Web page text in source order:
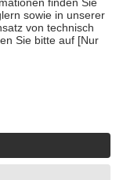
Bewertungen
künstlicher